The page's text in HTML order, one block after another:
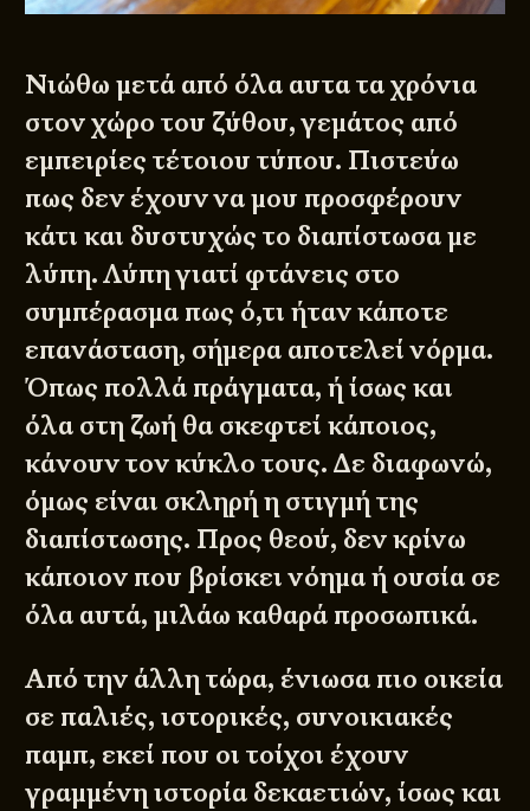
Νιώθω μετά από όλα αυτα τα χρόνια
στον χώρο του ζύθου, γεμάτος από
εμπειρίες τέτοιου τύπου. Πιστεύω
πως δεν έχουν να μου προσφέρουν
κάτι και δυστυχώς το διαπίστωσα με
λύπη. Λύπη γιατί φτάνεις στο
συμπέρασμα πως ό,τι ήταν κάποτε
επανάσταση, σήμερα αποτελεί νόρμα.
Όπως πολλά πράγματα, ή ίσως και
όλα στη ζωή θα σκεφτεί κάποιος,
κάνουν τον κύκλο τους. Δε διαφωνώ,
όμως είναι σκληρή η στιγμή της
διαπίστωσης. Προς θεού, δεν κρίνω
κάποιον που βρίσκει νόημα ή ουσία σε
όλα αυτά, μιλάω καθαρά προσωπικά.
Από την άλλη τώρα, ένιωσα πιο οικεία
σε παλιές, ιστορικές, συνοικιακές
παμπ, εκεί που οι τοίχοι έχουν
γραμμένη ιστορία δεκαετιών, ίσως και